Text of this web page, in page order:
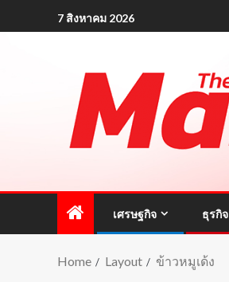
7 สิงหาคม 2026
เศรษฐกิจ ธุรกิจ
Home Layout ข้าวหมูเด้ง